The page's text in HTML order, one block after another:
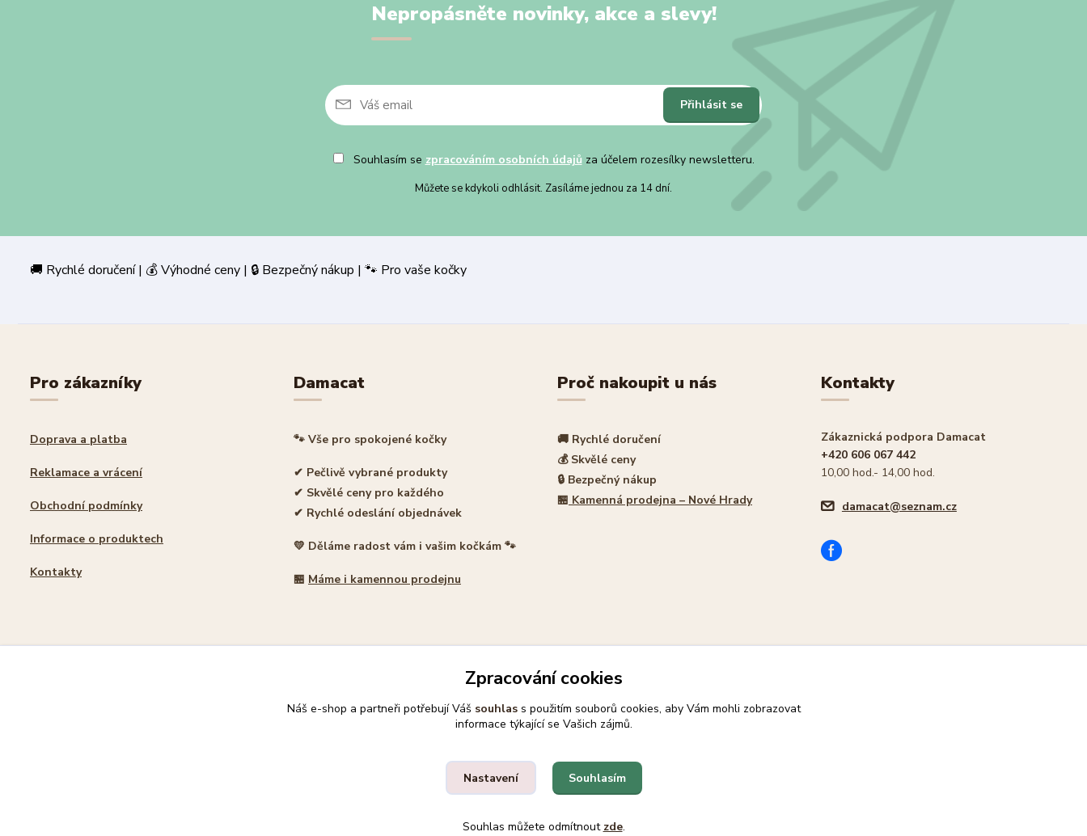
Nepropásněte novinky, akce a slevy!
Přihlásit se
Souhlasím se zpracováním osobních údajů za účelem rozesílky newsletteru.
Můžete se kdykoli odhlásit. Zasíláme jednou za 14 dní.
🚚 Rychlé doručení | 💰 Výhodné ceny | 🔒 Bezpečný nákup | 🐾 Pro vaše kočky
Pro zákazníky
Doprava a platba
Reklamace a vrácení
Obchodní podmínky
Informace o produktech
Kontakty
Damacat
🐾 Vše pro spokojené kočky
✔ Pečlivě vybrané produkty
✔ Skvělé ceny pro každého
✔ Rychlé odeslání objednávek
💛 Děláme radost vám i vašim kočkám 🐾
🏪 Máme i kamennou prodejnu
Proč nakoupit u nás
🚚 Rychlé doručení
💰 Skvělé ceny
🔒 Bezpečný nákup
🏪 Kamenná prodejna – Nové Hrady
Kontakty
Zákaznická podpora Damacat
+420 606 067 442
10,00 hod.- 14,00 hod.
damacat@seznam.cz
Upravit sběr cookies.
Zpracování cookies
Náš e-shop a partneři potřebují Váš souhlass použitím souborů cookies, aby Vám mohli zobrazovat
informace týkající se Vašich zájmů.
Nastavení Souhlasím
Souhlas můžete odmítnout zde.